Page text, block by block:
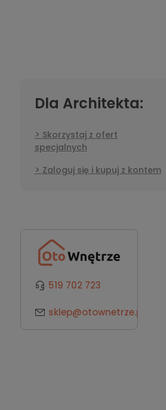
Dla Architekta:
Skorzystaj z ofert
specjalnych
Zaloguj się i kupuj z kontem
519 702 723
sklep@otownetrze.pl